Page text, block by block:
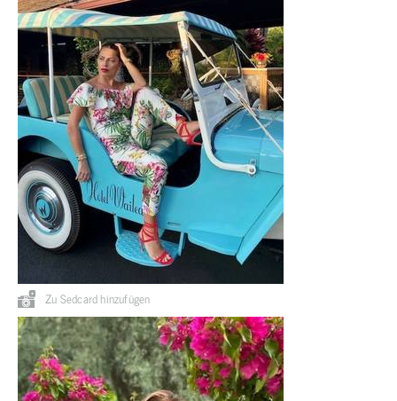
Zu Sedcard hinzufügen